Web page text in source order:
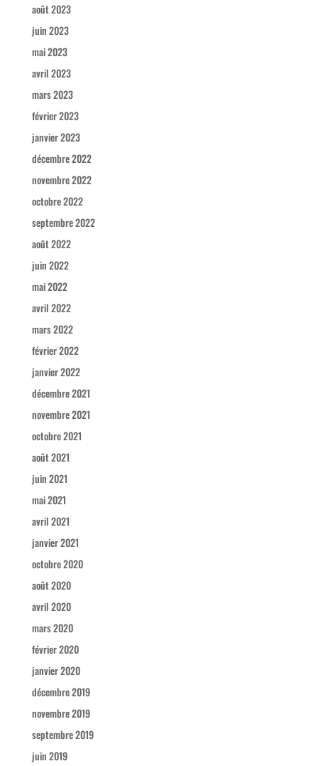
août 2023
juin 2023
mai 2023
avril 2023
mars 2023
février 2023
janvier 2023
décembre 2022
novembre 2022
octobre 2022
septembre 2022
août 2022
juin 2022
mai 2022
avril 2022
mars 2022
février 2022
janvier 2022
décembre 2021
novembre 2021
octobre 2021
août 2021
juin 2021
mai 2021
avril 2021
janvier 2021
octobre 2020
août 2020
avril 2020
mars 2020
février 2020
janvier 2020
décembre 2019
novembre 2019
septembre 2019
juin 2019